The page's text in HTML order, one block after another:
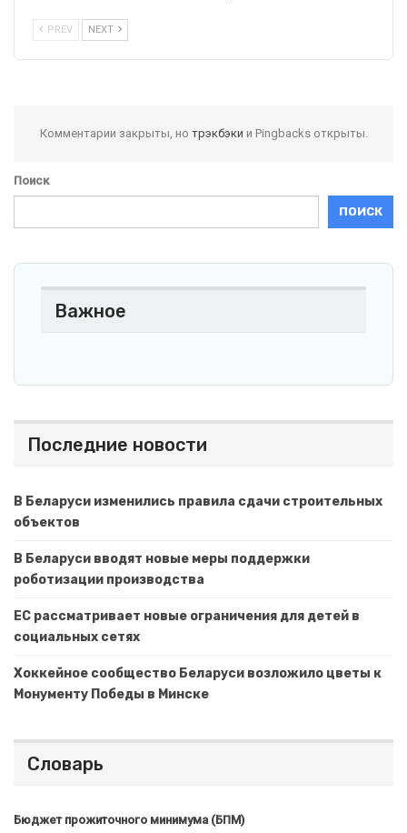
PREV NEXT
Комментарии закрыты, но трэкбэки и Pingbacks открыты.
Поиск
ПОИСК
Важное
Последние новости
В Беларуси изменились правила сдачи строительных
объектов
В Беларуси вводят новые меры поддержки
роботизации производства
ЕС рассматривает новые ограничения для детей в
социальных сетях
Хоккейное сообщество Беларуси возложило цветы к
Монументу Победы в Минске
Словарь
Бюджет прожиточного минимума (БПМ)